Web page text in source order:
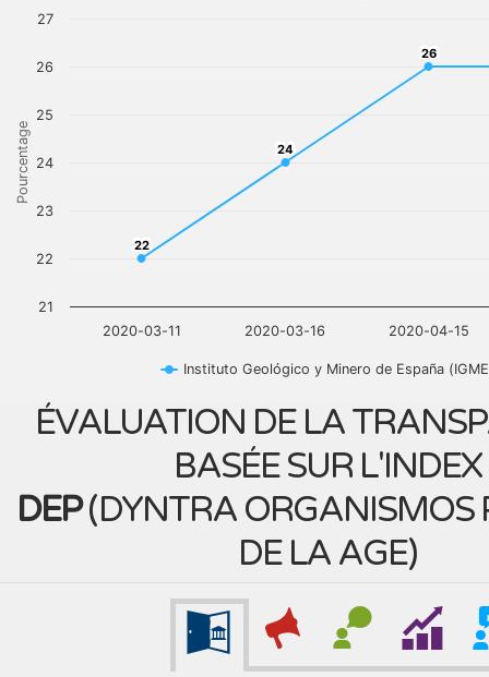
Pourcentage
22
22
24
24
26
26
Instituto Geológico y Minero de España
2020-03-11 2020-03-16 2020-04-15
21
22
23
24
25
26
27
ÉVALUATION DE LA
BASÉE SUR L'INDEX
DEP(DYNTRA ORGANISMOS
DE LA AGE)